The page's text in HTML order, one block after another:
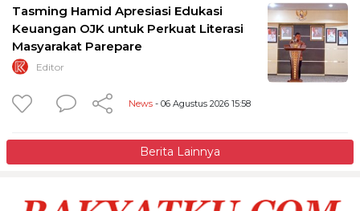
Tasming Hamid Apresiasi Edukasi
Keuangan OJK untuk Perkuat Literasi
Masyarakat Parepare
Editor
News - 06 Agustus 2026 15:58
Berita Lainnya